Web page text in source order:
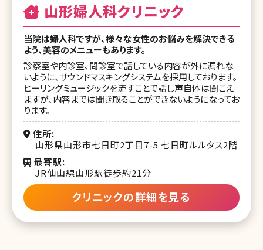
山形婦人科クリニック
当院は婦人科ですが、様々な女性のお悩みを解決できる
よう、美容のメニューもあります。
診察室や内診室、問診室で話している内容が外に漏れな
いように、サウンドマスキングシステムを採用しております。
ヒーリングミュージックを流すことで話し声自体は聞こえ
ますが、内容までは聞き取ることができないようになってお
ります。
住所
山形県山形市七日町2丁目7-5 七日町ルルタス2階
最寄駅
JR仙山線山形駅徒歩約21分
クリニックの詳細を見る